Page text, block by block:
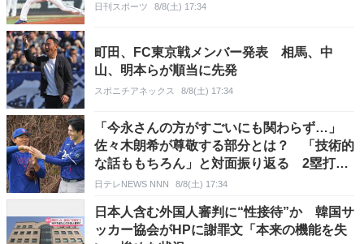
日刊スポーツ 8/8(土) 17:34
町田、FC東京戦メンバー発表 相馬、中
山、明本らが順当に先発
スポニチアネックス 8/8(土) 17:34
「今永さんの方がすごいにも関わらず…」
佐々木朗希が尊敬する部分とは？ 「技術的
な話ももちろん」と対面振り返る 2塁打浴
びたヌートバーには「すごくいいアプローチ
日テレNEWS NNN 8/8(土) 17:34
日本人含む外国人審判に“性接待”か 韓国サ
ッカー協会がHPに謝罪文「本来の機能を失